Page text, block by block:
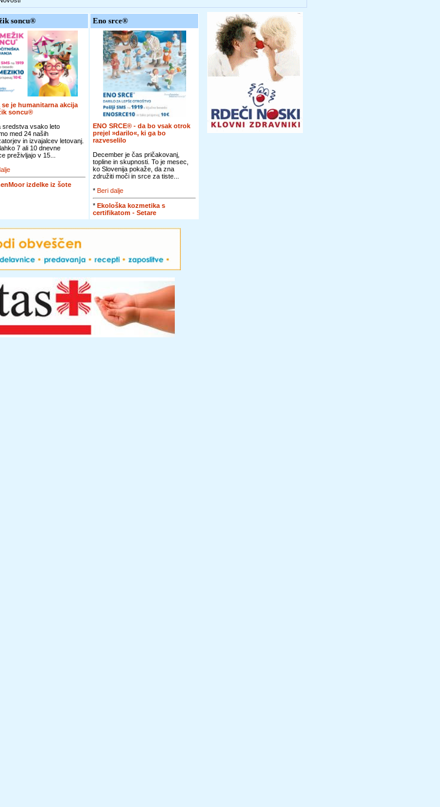
soncu®
se je humanitarna akcija
soncu®
sredstva vsako leto
med 24 naših
in izvajalcev letovanj.
7 ali 10 dnevne
preživljajo v 15...
izdelke iz šote
Eno srce®
ENO SRCE® - da bo vsak otrok
prejel »darilo«, ki ga bo
razveselilo
December je čas pričakovanj,
topline in skupnosti. To je mesec,
ko Slovenija pokaže, da zna
združiti moči in srce za tiste...
* Beri dalje
* Ekološka kozmetika s
certifikatom - Setare